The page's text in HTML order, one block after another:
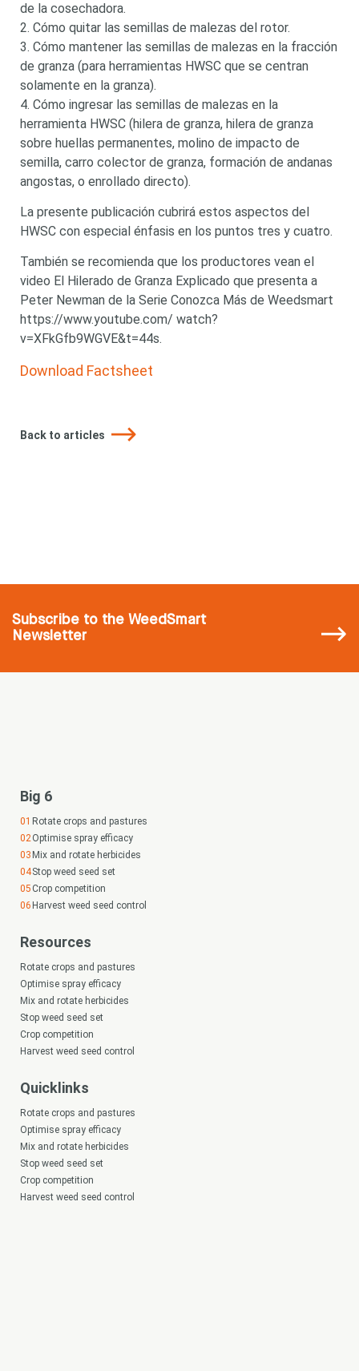
de la cosechadora.
2. Cómo quitar las semillas de malezas del rotor.
3. Cómo mantener las semillas de malezas en la fracción
de granza (para herramientas HWSC que se centran
solamente en la granza).
4. Cómo ingresar las semillas de malezas en la
herramienta HWSC (hilera de granza, hilera de granza
sobre huellas permanentes, molino de impacto de
semilla, carro colector de granza, formación de andanas
angostas, o enrollado directo).
La presente publicación cubrirá estos aspectos del
HWSC con especial énfasis en los puntos tres y cuatro.
También se recomienda que los productores vean el
video El Hilerado de Granza Explicado que presenta a
Peter Newman de la Serie Conozca Más de Weedsmart
https://www.youtube.com/ watch?
v=XFkGfb9WGVE&t=44s.
Download Factsheet
Back to articles
Subscribe to the WeedSmart
Newsletter
Big 6
Rotate crops and pastures
Optimise spray efficacy
Mix and rotate herbicides
Stop weed seed set
Crop competition
Harvest weed seed control
Resources
Rotate crops and pastures
Optimise spray efficacy
Mix and rotate herbicides
Stop weed seed set
Crop competition
Harvest weed seed control
Quicklinks
Rotate crops and pastures
Optimise spray efficacy
Mix and rotate herbicides
Stop weed seed set
Crop competition
Harvest weed seed control
Search
keyword
Search
Search